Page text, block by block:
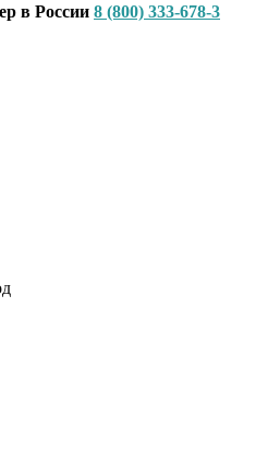
в России 8 (800) 333-678-3